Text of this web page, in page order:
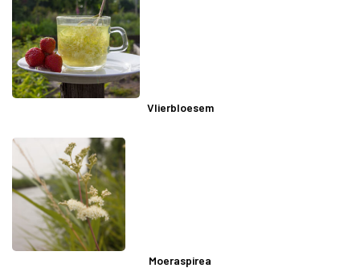
Vlierbloesem
Moeraspirea